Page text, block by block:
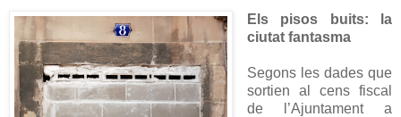
Els pisos buits: la
ciutat fantasma
Segons les dades que
sortien al cens fiscal
de l’Ajuntament a